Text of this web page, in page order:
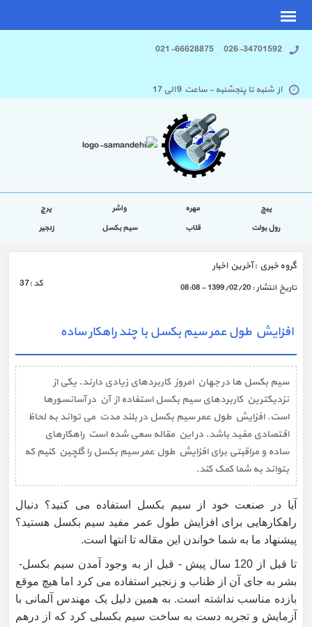
026-34701592 021-66628875
از شنبه تا پنجشنبه - ساعت 9 الی 17
پیچ مهره واشر
پرچ
رول بولت
قلاب سیم بکسل زنجیر
گروه خبري :آخرین اخبار
تاريخ انتشار : 1399/02/20 - 08:08 كد :37
افزایش طول عمر سیم بکسل با چند راهکار ساده
سیم بکسل ها در جهان امروز کاربردهای زیادی دارند. یکی از
نزدیکترین کاربردهای سیم بکسل استفاده از آن در آسانسورها
است. افزایش طول عمر سیم بکسل در بلند مدت می تواند به لحاظ
اقتصادی مفید باشد. در این مقاله سعی شده است راهکارهای
ساده و مراقبتی برای افزایش طول عمر سیم بکسل را گلچین کنیم که
بتواند به شما کمک کند.
آیا در صنعت خود از سیم بکسل استفاده می کنید؟ دنبال
راهکارهایی برای افزایش طول عمر مفید سیم بکسل هستید؟
پیشنهاد ما به شما خواندن این مقاله تا انتها است.
تا قبل از 120 سال پیش - قبل از به وجود آمدن سیم بکسل-
بشر به جای آن از طناب و زنجیر استفاده می کرد اما هیچ موقع
بازده مناسب نداشته است. به همین دلیل یک مهندس آلمانی با
آزمایش و تجربه دست به ساخت سیم بکسلی کرد که از درهم